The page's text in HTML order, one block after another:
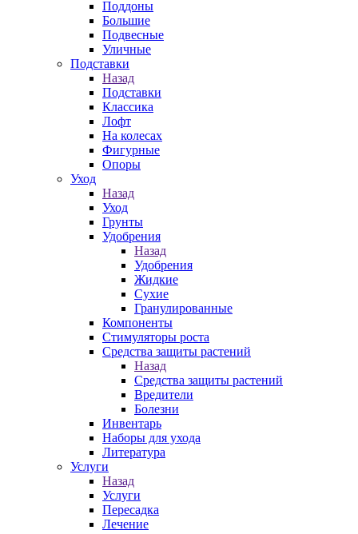
Поддоны
Большие
Подвесные
Уличные
Подставки
Назад
Подставки
Классика
Лофт
На колесах
Фигурные
Опоры
Уход
Назад
Уход
Грунты
Удобрения
Назад
Удобрения
Жидкие
Сухие
Гранулированные
Компоненты
Стимуляторы роста
Средства защиты растений
Назад
Средства защиты растений
Вредители
Болезни
Инвентарь
Наборы для ухода
Литература
Услуги
Назад
Услуги
Пересадка
Лечение